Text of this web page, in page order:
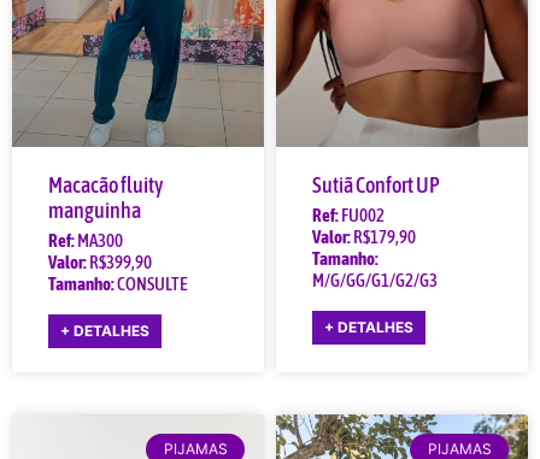
Macacão fluity
manguinha
Ref:MA300
Valor:R$399,90
Tamanho:CONSULTE
+ DETALHES
Sutiã Confort UP
Ref:FU002
Valor:R$179,90
Tamanho:
M/G/GG/G1/G2/G3
+ DETALHES
PIJAMAS PIJAMAS